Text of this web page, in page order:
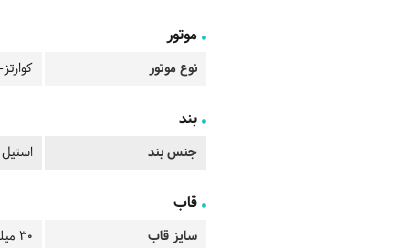
موتور
نوع موتور
بند
جنس بند استیل
قاب
سایز قاب
30 میلیمتر